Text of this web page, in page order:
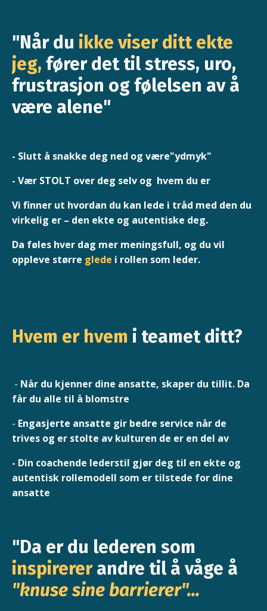
"Når du ikke viser ditt ekte
jeg, fører det til stress, uro,
frustrasjon og følelsen av å
være alene"
- Slutt å snakke deg ned og være"ydmyk"
- Vær STOLT over deg selv og hvem du er
Vi finner ut hvordan du kan lede i tråd med den du
virkelig er – den ekte og autentiske deg.
Da føles hver dag mer meningsfull, og du vil
oppleve større glede i rollen som leder.
Hvem er hvem i teamet ditt?
- Når du kjenner dine ansatte, skaper du tillit. Da
får du alle til å blomstre
- Engasjerte ansatte gir bedre service når de
trives og er stolte av kulturen de er en del av
- Din coachende lederstil gjør deg til en ekte og
autentisk rollemodell som er tilstede for dine
ansatte
"Da er du lederen som
inspirererandre til å våge å
"knuse sine barrierer"...